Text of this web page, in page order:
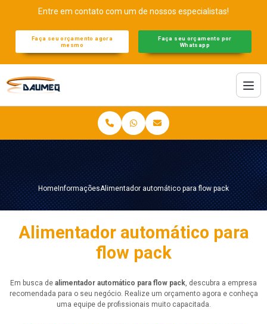
Entre em contato com um de nossos especialistas!
Faça seu orçamento agora
mesmo
Faça seu orçamento por
Whatsapp
HomeInformaçõesAlimentador automático para flow pack
Alimentador automático para
flow pack
Em busca de alimentador automático para flow pack, descubra a empresa
recomendada para o seu negócio. Realize um orçamento agora e conheça
uma equipe de profissionais muito capacitada.